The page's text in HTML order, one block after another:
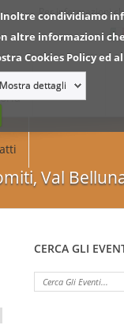
condividiamo
altre informazioni
Cookies Policy ed
Mostra dettagli
Per informazioni
Val
CERCA GLI